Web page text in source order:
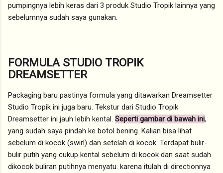
pumpingnya lebih keras dari 3 produk Studio Tropik lainnya yang
sebelumnya sudah saya gunakan.
FORMULA STUDIO TROPIK
DREAMSETTER
Packaging baru pastinya formula yang ditawarkan Dreamsetter
Studio Tropik ini juga baru. Tekstur dari Studio Tropik
Dreamsetter ini jauh lebih kental. Seperti gambar di bawah ini,
yang sudah saya pindah ke botol bening. Kalian bisa lihat
sebelum di kocok (swirl) dan setelah di kocok. Terdapat bulir-
bulir putih yang cukup kental sebelum di kocok dan saat sudah
dikocok buliran putihnya menyatu. karena itulah di directionnya